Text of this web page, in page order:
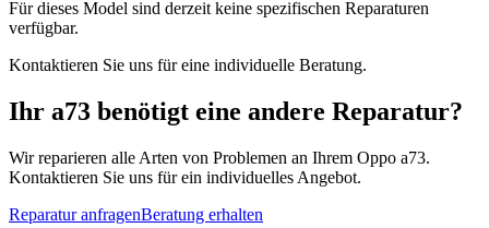
Für dieses Model sind derzeit keine spezifischen Reparaturen
verfügbar.
Kontaktieren Sie uns für eine individuelle Beratung.
Ihr a73 benötigt eine andere Reparatur?
Wir reparieren alle Arten von Problemen an Ihrem Oppo a73.
Kontaktieren Sie uns für ein individuelles Angebot.
Reparatur anfragenBeratung erhalten